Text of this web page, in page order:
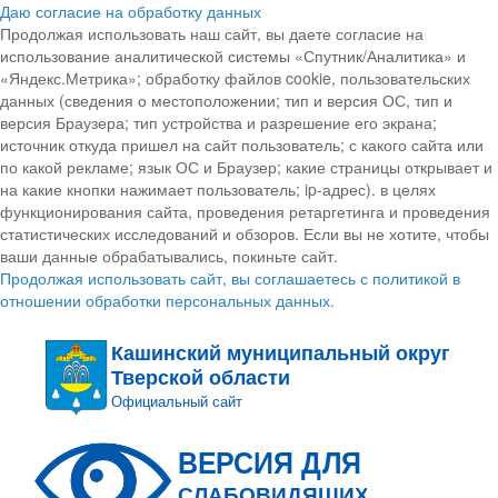
Даю согласие на обработку данных
Продолжая использовать наш сайт, вы даете согласие на
использование аналитической системы «Спутник/Аналитика» и
«Яндекс.Метрика»; обработку файлов cookie, пользовательских
данных (сведения о местоположении; тип и версия ОС, тип и
версия Браузера; тип устройства и разрешение его экрана;
источник откуда пришел на сайт пользователь; с какого сайта или
по какой рекламе; язык ОС и Браузер; какие страницы открывает и
на какие кнопки нажимает пользователь; ip-адрес). в целях
функционирования сайта, проведения ретаргетинга и проведения
статистических исследований и обзоров. Если вы не хотите, чтобы
ваши данные обрабатывались, покиньте сайт.
Продолжая использовать сайт, вы соглашаетесь с политикой в
отношении обработки персональных данных.